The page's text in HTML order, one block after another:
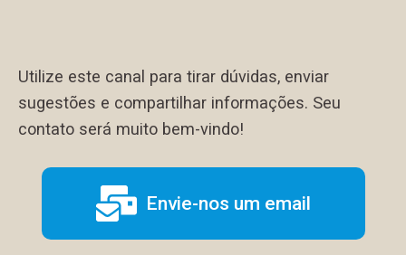
Utilize este canal para tirar dúvidas, enviar
sugestões e compartilhar informações. Seu
contato será muito bem-vindo!
Envie-nos um email